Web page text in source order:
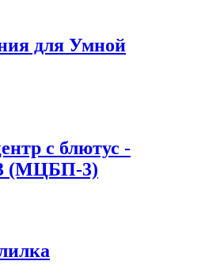
для Умной
с блютус -
3 (МЦБП-3)